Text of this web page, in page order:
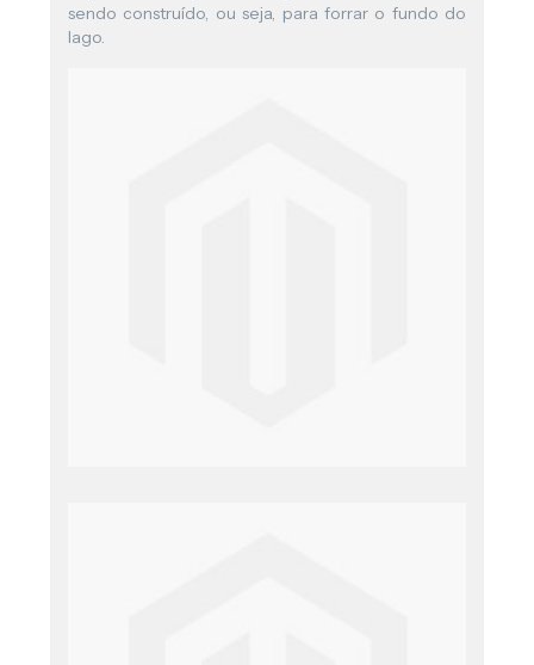
sendo construído, ou seja, para forrar o fundo do
lago.